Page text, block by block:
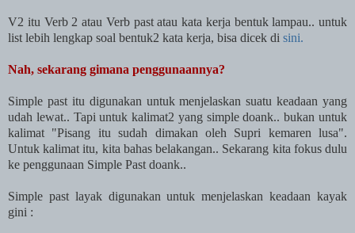
V2 itu Verb 2 atau Verb past atau kata kerja bentuk lampau.. untuk
list lebih lengkap soal bentuk2 kata kerja, bisa dicek di sini.
Nah, sekarang gimana penggunaannya?
Simple past itu digunakan untuk menjelaskan suatu keadaan yang
udah lewat.. Tapi untuk kalimat2 yang simple doank.. bukan untuk
kalimat "Pisang itu sudah dimakan oleh Supri kemaren lusa".
Untuk kalimat itu, kita bahas belakangan.. Sekarang kita fokus dulu
ke penggunaan Simple Past doank..
Simple past layak digunakan untuk menjelaskan keadaan kayak
gini :